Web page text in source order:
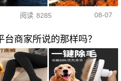
阅读 8285 08-07
商家所说的那样吗？